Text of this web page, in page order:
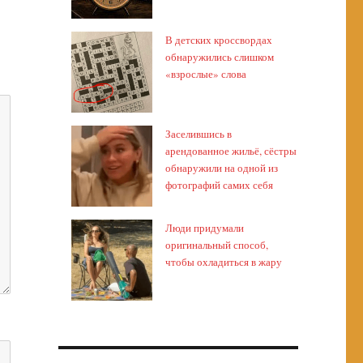
В детских кроссвордах
обнаружились слишком
«взрослые» слова
Заселившись в
арендованное жильё, сёстры
обнаружили на одной из
фотографий самих себя
Люди придумали
оригинальный способ,
чтобы охладиться в жару